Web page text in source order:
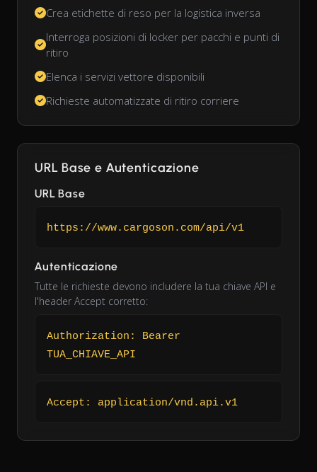
Crea etichette di reso per la logistica inversa
Interroga posizioni di locker per pacchi e punti di
ritiro
Elenca i servizi vettore disponibili
Richieste automatizzate di ritiro corriere
URL Base e Autenticazione
URL Base
https://www.cargoson.com/api/v1
Autenticazione
Tutte le richieste devono includere la tua chiave API e
l'header Accept corretto:
Authorization: Bearer
TUA_CHIAVE_API
Accept: application/vnd.api.v1